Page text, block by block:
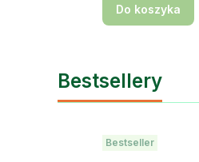
Do koszyka
Bestsellery
Bestseller